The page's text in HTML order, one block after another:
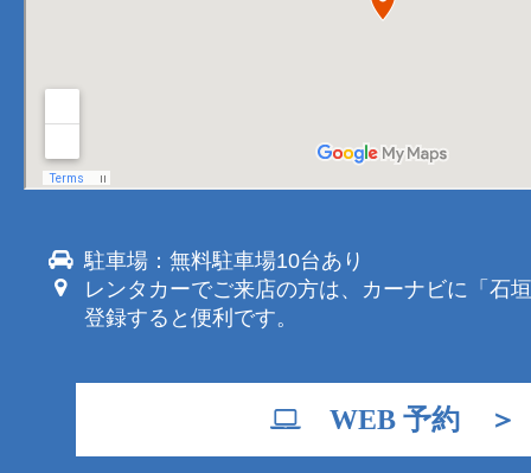
駐車場：無料駐車場10台あり
レンタカーでご来店の方は、カーナビに「石
登録すると便利です。
WEB 予約 ＞